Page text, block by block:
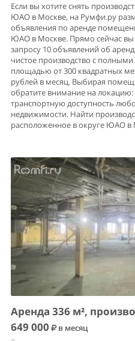
Если вы хотите снять
ЮАО в Москве, на Румфи.ру
объявления по аренде
ЮАО в Москве. Прямо сейчас
запросу 10 объявлений об
чистое производство с
площадью от 300 квадратных
рублей в месяц. Выбирая
обратите внимание на
транспортную доступность
недвижимости. Найти
расположенное в округе ЮАО в
Аренда 336 м²,
649 000
в месяц